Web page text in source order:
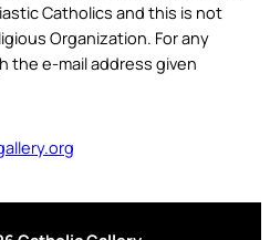
Catholics and this is not
Organization. For any
the e-mail address given